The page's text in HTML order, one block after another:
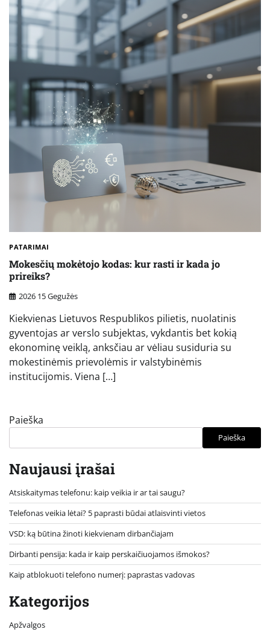
PATARIMAI
Mokesčių mokėtojo kodas: kur rasti ir kada jo
prireiks?
2026 15 Gegužės
Kiekvienas Lietuvos Respublikos pilietis, nuolatinis
gyventojas ar verslo subjektas, vykdantis bet kokią
ekonominę veiklą, anksčiau ar vėliau susiduria su
mokestinėmis prievolėmis ir valstybinėmis
institucijomis. Viena […]
Paieška
Paieška
Naujausi įrašai
Atsiskaitymas telefonu: kaip veikia ir ar tai saugu?
Telefonas veikia lėtai? 5 paprasti būdai atlaisvinti vietos
VSD: ką būtina žinoti kiekvienam dirbančiajam
Dirbanti pensija: kada ir kaip perskaičiuojamos išmokos?
Kaip atblokuoti telefono numerį: paprastas vadovas
Kategorijos
Apžvalgos